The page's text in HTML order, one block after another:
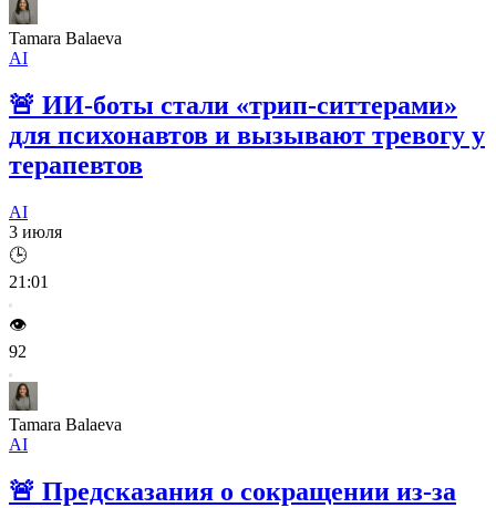
Tamara Balaeva
AI
🚨 ИИ-боты стали «трип-ситтерами»
для психонавтов и вызывают тревогу у
терапевтов
AI
3 июля
🕒
21:01
👁️
92
Tamara Balaeva
AI
🚨 Предсказания о сокращении из-за